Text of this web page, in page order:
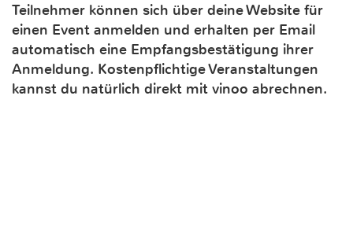
Teilnehmer können sich über deine Website für
einen Event anmelden und erhalten per Email
automatisch eine Empfangsbestätigung ihrer
Anmeldung. Kostenpflichtige Veranstaltungen
kannst du natürlich direkt mit vinoo abrechnen.